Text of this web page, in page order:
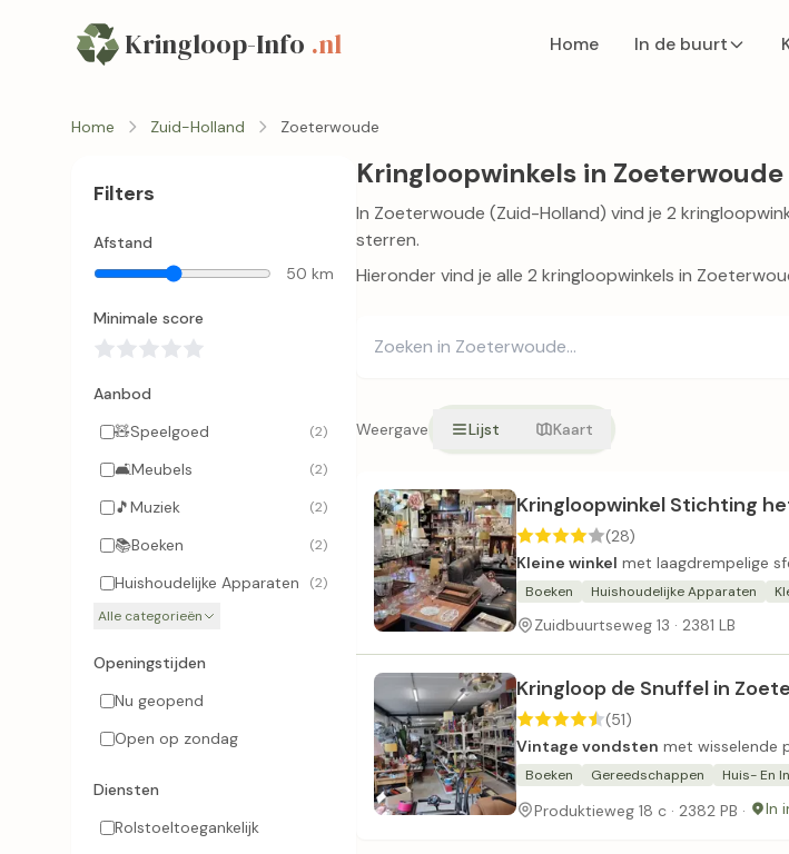
Kringloop-Info .nl Home In de buurt
Home Zuid-Holland Zoeterwoude
Filters
Afstand
50 km
Minimale score
Aanbod
🧸Speelgoed (2)
🛋️Meubels (2)
🎵Muziek (2)
📚Boeken (2)
Huishoudelijke Apparaten
(2)
Alle categorieën
Openingstijden
Nu geopend
Open op zondag
Diensten
Rolstoeltoegankelijk
Kringloopwinkels in Zoeterwoude
In Zoeterwoude (Zuid-Holland) vind je 2
sterren.
Hieronder vind je alle 2 kringloopwinkels in
Weergave Lijst Kaart
Kringloopwinkel Stichting
(28)
Kleine winkel met laagdrempelige
Boeken Huishoudelijke Apparaten
Zuidbuurtseweg 13 · 2381 LB
Kringloop de Snuffel in
(51)
Vintage vondsten met wisselende
Boeken Gereedschappen Huis- En
Produktieweg 18 c · 2382 PB · In